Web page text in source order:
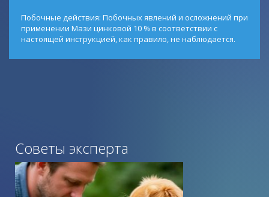
Побочные действия: Побочных явлений и осложнений при
применении Мази цинковой 10 % в соответствии с
настоящей инструкцией, как правило, не наблюдается.
Советы эксперта